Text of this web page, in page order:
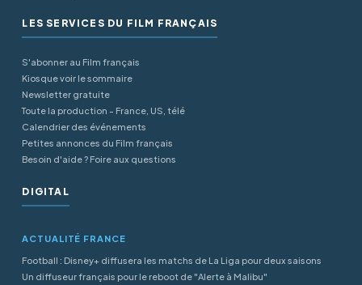
LES SERVICES DU FILM FRANÇAIS
S'abonner au Film français
Kiosque voir le sommaire
Newsletter gratuite
Toute la production - France, US, télé
Calendrier des événements
Petites annonces du Film français
Besoin d'aide ? Foire aux questions
DIGITAL
ACTUALITÉ FRANCE
Football : Disney+ diffusera les matchs de La Liga pour deux saisons
Un diffuseur français pour le reboot de "Alerte à Malibu"